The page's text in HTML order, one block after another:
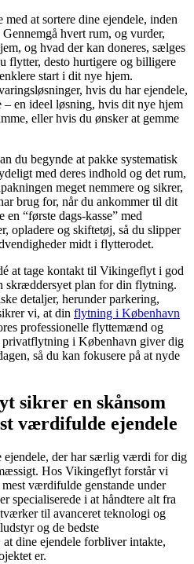
at sortere dine ejendele, inden
hvert rum, og vurder,
og hvad der kan doneres, sælges
flytter, desto hurtigere og billigere
start i dit nye hjem.
hvis du har ejendele,
– en ideel løsning, hvis dit nye hjem
eller hvis du ønsker at gemme
du begynde at pakke systematisk
med deres indhold og det rum,
meget nemmere og sikrer,
brug for, når du ankommer til dit
“første dags-kasse” med
opladere og skiftetøj, så du slipper
midt i flytterodet.
at tage kontakt til Vikingeflyt i god
skræddersyet plan for din flytning.
detaljer, herunder parkering,
vi, at din flytning i København
professionelle flyttemænd og
privatflytning i København giver dig
så du kan fokusere på at nyde
sikrer en skånsom
værdifulde ejendele
ejendele, der har særlig værdi for dig
Hos Vikingeflyt forstår vi
værdifulde genstande under
specialiserede i at håndtere alt fra
til avanceret teknologi og
og de bedste
dine ejendele forbliver intakte,
er.